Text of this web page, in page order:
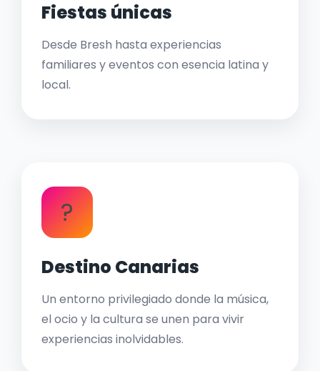
Fiestas únicas
Desde Bresh hasta experiencias
familiares y eventos con esencia latina y
local.
?
Destino Canarias
Un entorno privilegiado donde la música,
el ocio y la cultura se unen para vivir
experiencias inolvidables.